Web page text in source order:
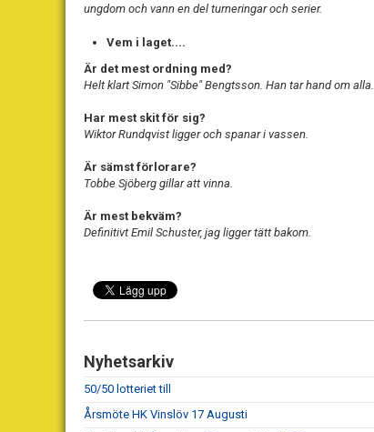
ungdom och vann en del turneringar och serier.
Vem i laget....
Är det mest ordning med?
Helt klart Simon "Sibbe" Bengtsson. Han tar hand om alla.
Har mest skit för sig?
Wiktor Rundqvist ligger och spanar i vassen.
Är sämst förlorare?
Tobbe Sjöberg gillar att vinna.
Är mest bekväm?
Definitivt Emil Schuster, jag ligger tätt bakom.
Nyhetsarkiv
50/50 lotteriet till
Årsmöte HK Vinslöv 17 Augusti